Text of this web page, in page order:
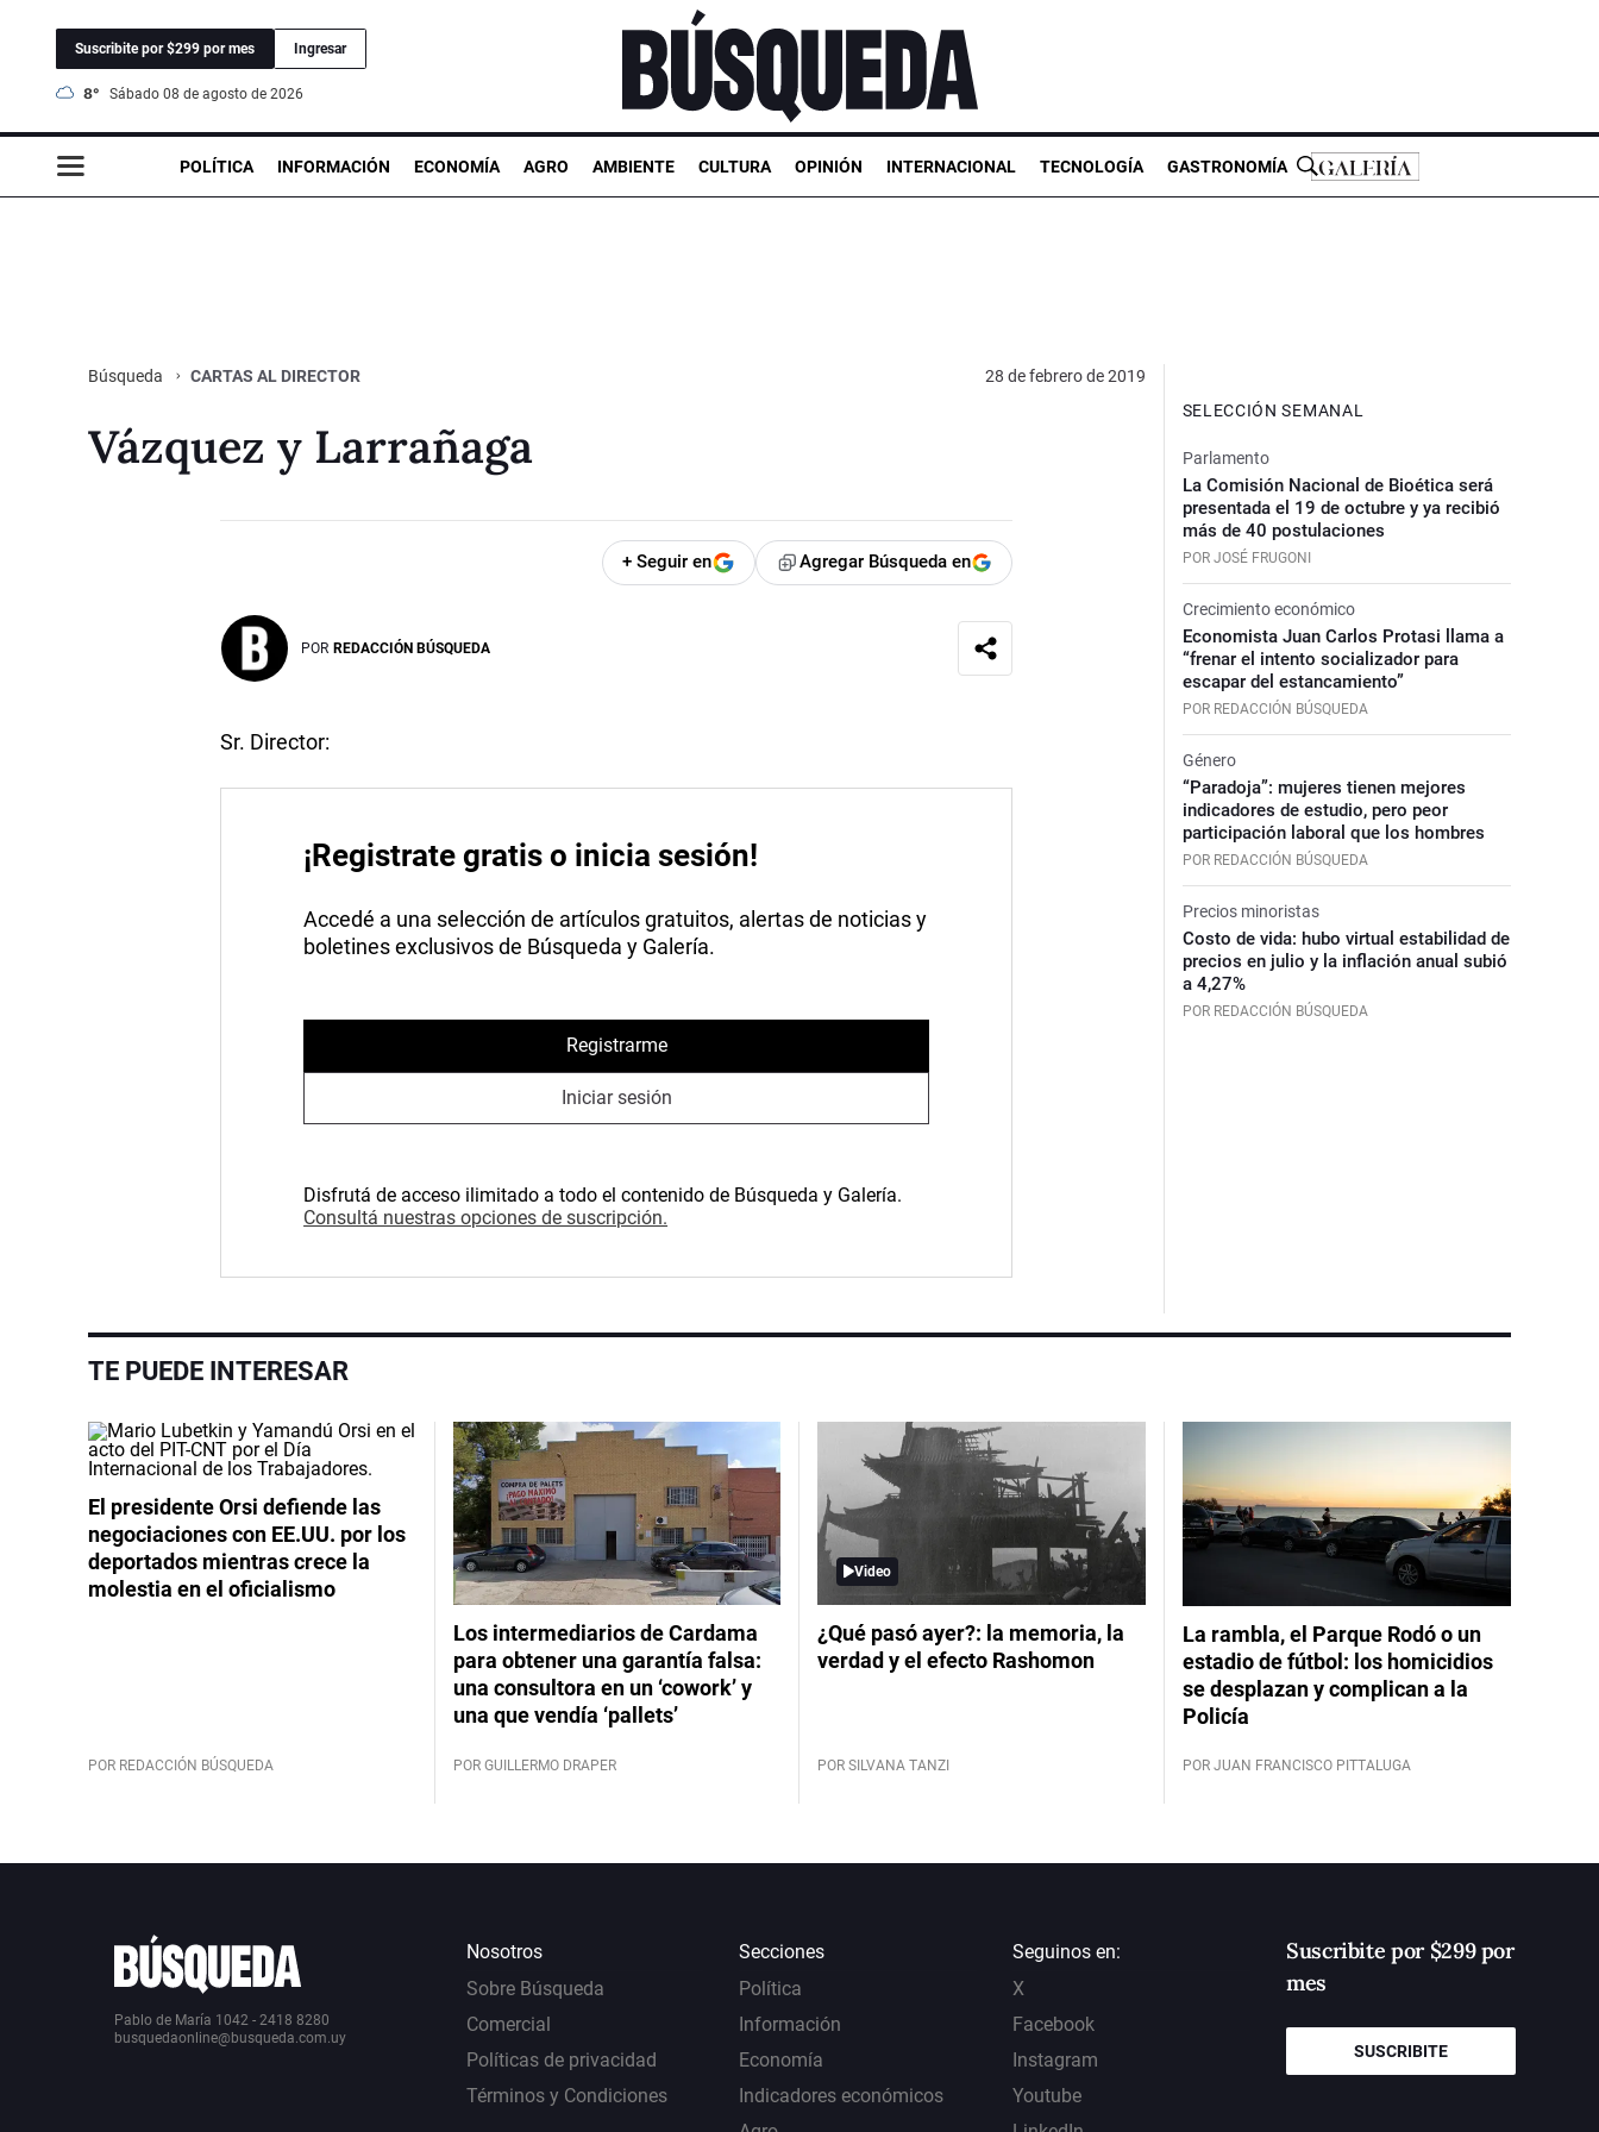
Suscribite por $299 por mes Ingresar
8° sábado 08 de agosto de 2026
POLÍTICA INFORMACIÓN ECONOMÍA AGRO AMBIENTE CULTURA OPINIÓN INTERNACIONAL TECNOLOGÍA GASTRONOMÍA
Búsqueda CARTAS AL DIRECTOR 28 de febrero de 2019
Vázquez y Larrañaga
+ Seguir en Agregar Búsqueda en
POR REDACCIÓN BÚSQUEDA
Sr. Director:
¡Registrate gratis o inicia sesión!
Accedé a una selección de artículos gratuitos, alertas de noticias y
boletines exclusivos de Búsqueda y Galería.
Registrarme
Iniciar sesión
Disfrutá de acceso ilimitado a todo el contenido de Búsqueda y Galería.
Consultá nuestras opciones de suscripción.
SELECCIÓN SEMANAL
Parlamento
La Comisión Nacional de Bioética será
presentada el 19 de octubre y ya recibió
más de 40 postulaciones
POR JOSÉ FRUGONI
Crecimiento económico
Economista Juan Carlos Protasi llama a
“frenar el intento socializador para
escapar del estancamiento”
POR REDACCIÓN BÚSQUEDA
Género
“Paradoja”: mujeres tienen mejores
indicadores de estudio, pero peor
participación laboral que los hombres
POR REDACCIÓN BÚSQUEDA
Precios minoristas
Costo de vida: hubo virtual estabilidad de
precios en julio y la inflación anual subió
a 4,27%
POR REDACCIÓN BÚSQUEDA
TE PUEDE INTERESAR
El presidente Orsi defiende las
negociaciones con EE.UU. por los
deportados mientras crece la
molestia en el oficialismo
POR REDACCIÓN BÚSQUEDA
Los intermediarios de Cardama
para obtener una garantía falsa:
una consultora en un ‘cowork’ y
una que vendía ‘pallets’
POR GUILLERMO DRAPER
Video
¿Qué pasó ayer?: la memoria, la
verdad y el efecto Rashomon
POR SILVANA TANZI
La rambla, el Parque Rodó o un
estadio de fútbol: los homicidios
se desplazan y complican a la
Policía
POR JUAN FRANCISCO PITTALUGA
Pablo de María 1042 - 2418 8280
busquedaonline@busqueda.com.uy
Nosotros
Sobre Búsqueda
Comercial
Políticas de privacidad
Términos y Condiciones
Secciones
Política
Información
Economía
Indicadores económicos
Seguinos en:
X
Facebook
Instagram
Youtube
Suscribite por $299 por
mes
SUSCRIBITE